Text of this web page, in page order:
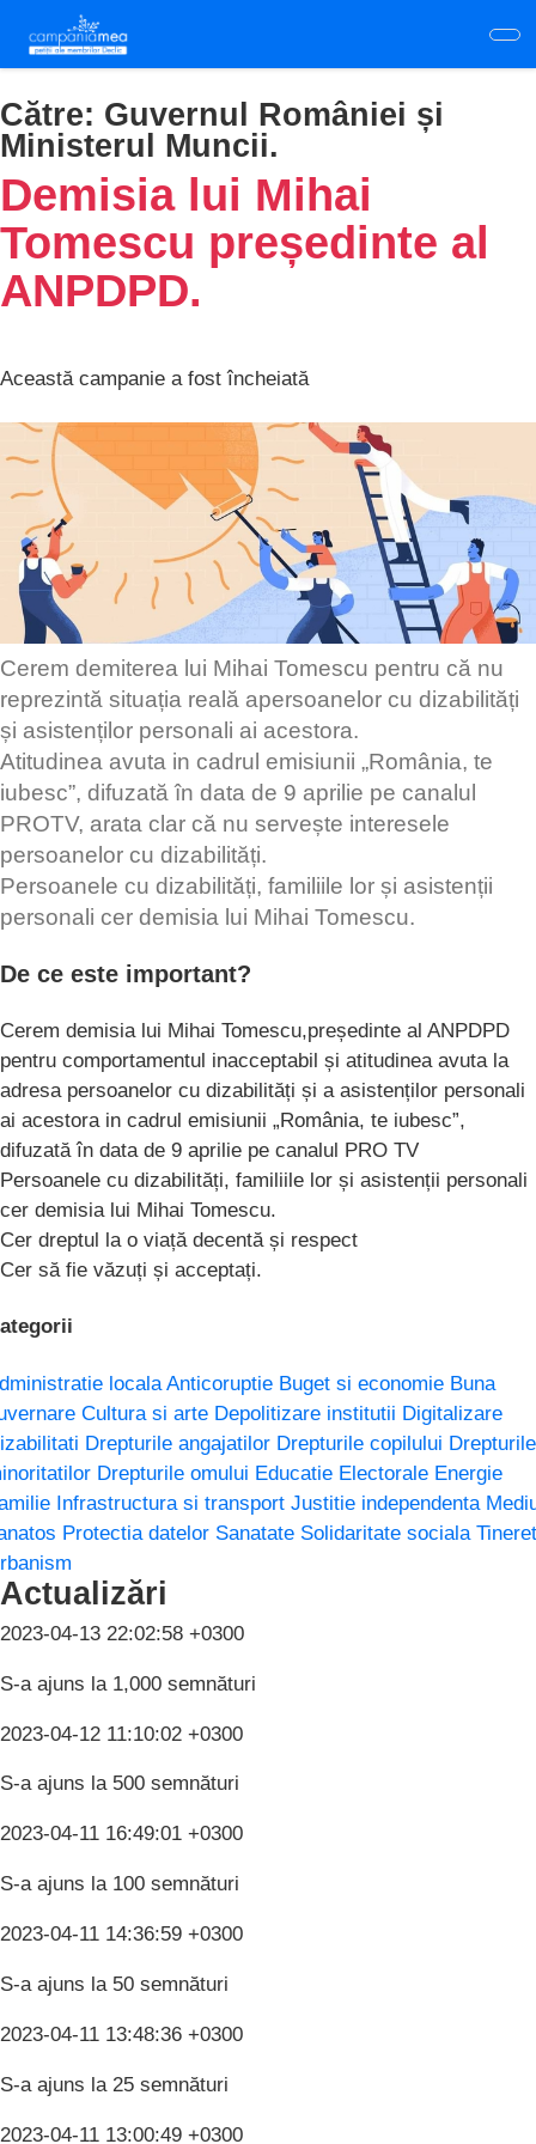
main
content
Către: Guvernul României și
Ministerul Muncii.
Demisia lui Mihai
Tomescu președinte al
ANPDPD.
Această campanie a fost încheiată
Cerem demiterea lui Mihai Tomescu pentru că nu
reprezintă situația reală apersoanelor cu dizabilități
și asistenților personali ai acestora.
Atitudinea avuta in cadrul emisiunii „România, te
iubesc”, difuzată în data de 9 aprilie pe canalul
PROTV, arata clar că nu servește interesele
persoanelor cu dizabilități.
Persoanele cu dizabilități, familiile lor și asistenții
personali cer demisia lui Mihai Tomescu.
De ce este important?
Cerem demisia lui Mihai Tomescu,președinte al ANPDPD
pentru comportamentul inacceptabil și atitudinea avuta la
adresa persoanelor cu dizabilități și a asistenților personali
ai acestora in cadrul emisiunii „România, te iubesc”,
difuzată în data de 9 aprilie pe canalul PRO TV
Persoanele cu dizabilități, familiile lor și asistenții personali
cer demisia lui Mihai Tomescu.
Cer dreptul la o viață decentă și respect
Cer să fie văzuți și acceptați.
locala Anticoruptie Buget si economie Buna
Cultura si arte Depolitizare institutii Digitalizare
Drepturile angajatilor Drepturile copilului Drepturile
Drepturile omului Educatie Electorale Energie
Infrastructura si transport Justitie independenta
Protectia datelor Sanatate Solidaritate sociala Tineret
Actualizări
2023-04-13 22:02:58 +0300
S-a ajuns la 1,000 semnături
2023-04-12 11:10:02 +0300
S-a ajuns la 500 semnături
2023-04-11 16:49:01 +0300
S-a ajuns la 100 semnături
2023-04-11 14:36:59 +0300
S-a ajuns la 50 semnături
2023-04-11 13:48:36 +0300
S-a ajuns la 25 semnături
2023-04-11 13:00:49 +0300